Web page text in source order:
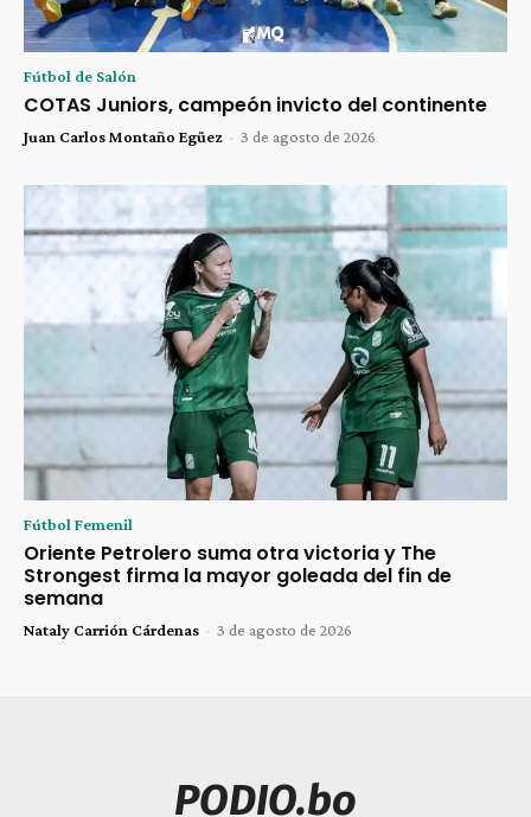
Fútbol de Salón
COTAS Juniors, campeón invicto del continente
Juan Carlos Montaño Egüez - 3 de agosto de 2026
Fútbol Femenil
Oriente Petrolero suma otra victoria y The
Strongest firma la mayor goleada del fin de
semana
Nataly Carrión Cárdenas - 3 de agosto de 2026
PODIO.bo